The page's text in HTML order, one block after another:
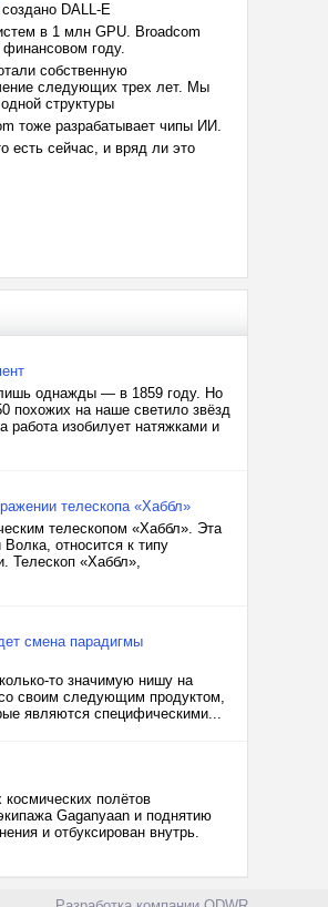
создано DALL-E
в 1 млн GPU. Broadcom
финансовом году.
собственную
следующих трех лет. Мы
структуры
тоже разрабатывает чипы ИИ.
есть сейчас, и вряд ли это
лишь однажды — в 1859 году. Но
похожих на наше светило звёзд
изобилует натяжками и
телескопа «Хаббл»
телескопом «Хаббл». Эта
относится к типу
Телескоп «Хаббл»,
смена парадигмы
то значимую нишу на
своим следующим продуктом,
являются специфическими...
полётов
Gaganyaan и поднятию
и отбуксирован внутрь.